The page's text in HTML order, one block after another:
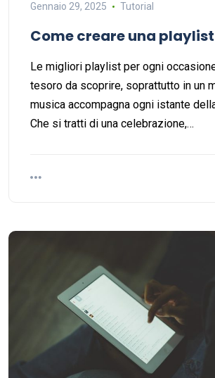
Gennaio 29, 2025 Tutorial
Come creare una
Le migliori playlist per ogni
tesoro da scoprire, soprattutto in un
musica accompagna ogni istante
Che si tratti di una celebrazione,…